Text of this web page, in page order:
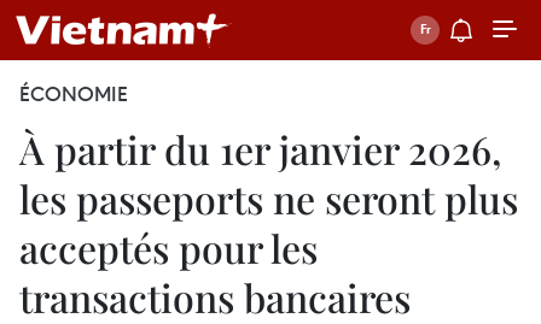
ÉCONOMIE
À partir du 1er janvier 2026,
les passeports ne seront plus
acceptés pour les
transactions bancaires